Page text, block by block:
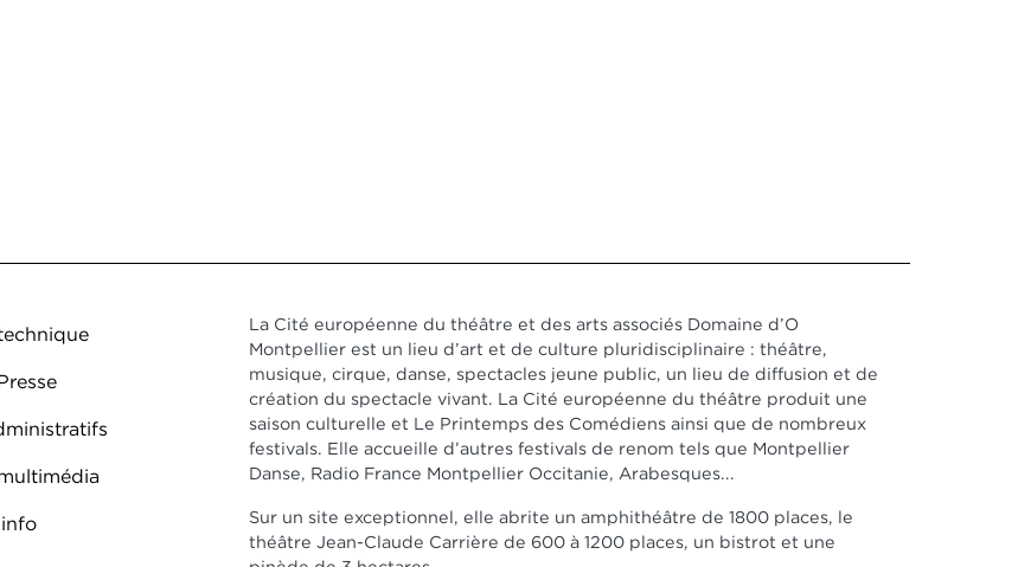
de page DDO 1La Cité européenne du théâtre et des arts associés Domaine d’O
Montpellier est un lieu d’art et de culture pluridisciplinaire : théâtre,
musique, cirque, danse, spectacles jeune public, un lieu de diffusion et de
création du spectacle vivant. La Cité européenne du théâtre produit une
saison culturelle et Le Printemps des Comédiens ainsi que de nombreux
festivals. Elle accueille d’autres festivals de renom tels que Montpellier
Danse, Radio France Montpellier Occitanie, Arabesques...
Sur un site exceptionnel, elle abrite un amphithéâtre de 1800 places, le
théâtre Jean-Claude Carrière de 600 à 1200 places, un bistrot et une